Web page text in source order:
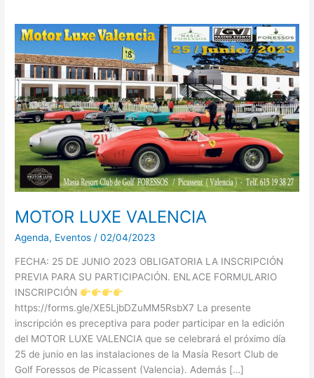
MOTOR LUXE VALENCIA
Agenda, Eventos /02/04/2023
FECHA: 25 DE JUNIO 2023 OBLIGATORIA LA INSCRIPCIÓN
PREVIA PARA SU PARTICIPACIÓN. ENLACE FORMULARIO
INSCRIPCIÓN
https://forms.gle/XE5LjbDZuMM5RsbX7 La presente
inscripción es preceptiva para poder participar en la edición
del MOTOR LUXE VALENCIA que se celebrará el próximo día
25 de junio en las instalaciones de la Masía Resort Club de
Golf Foressos de Picassent (Valencia). Además […]
MOTOR
VALENCIA